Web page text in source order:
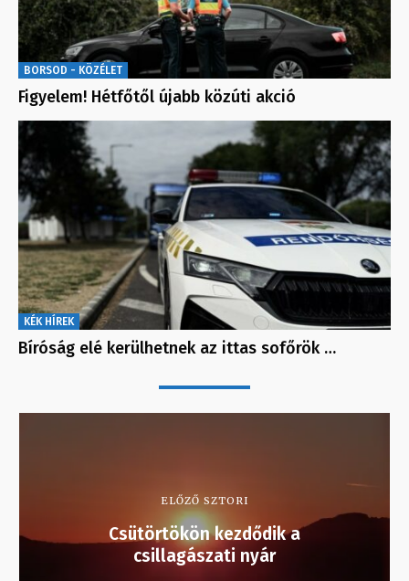
BORSOD - KÖZÉLET
Figyelem! Hétfőtől újabb közúti akció
KÉK HÍREK
Bíróság elé kerülhetnek az ittas sofőrök …
ELŐZŐ SZTORI
Csütörtökön kezdődik a
csillagászati nyár